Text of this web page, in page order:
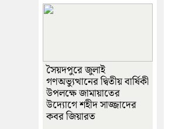
সৈয়দপুরে জুলাই
গণঅভ্যুত্থানের দ্বিতীয় বার্ষিকী
উপলক্ষে জামায়াতের
উদ্যোগে শহীদ সাজ্জাদের
কবর জিয়ারত